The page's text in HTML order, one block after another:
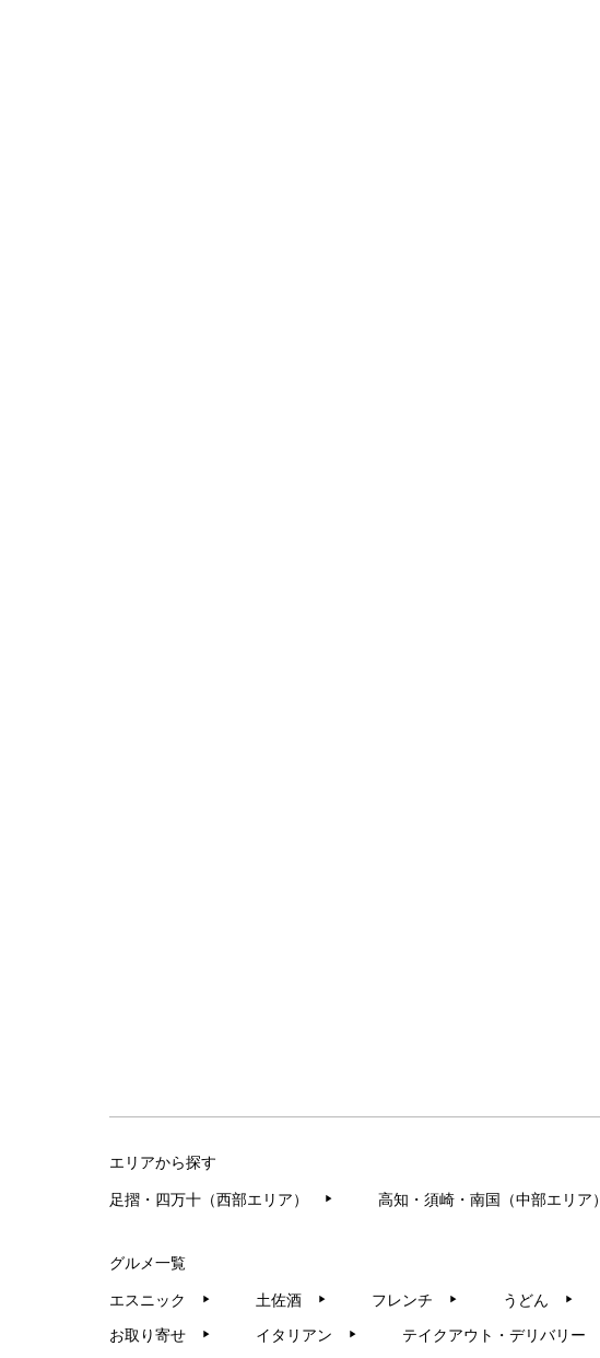
エリアから探す
足摺・四万十（西部エリア） ▶︎ 高知・須崎・南国（中部エリア）
グルメ一覧
エスニック ▶︎ 土佐酒 ▶︎ フレンチ ▶︎ うどん ▶︎
お取り寄せ ▶︎ イタリアン ▶︎ テイクアウト・デリバリー